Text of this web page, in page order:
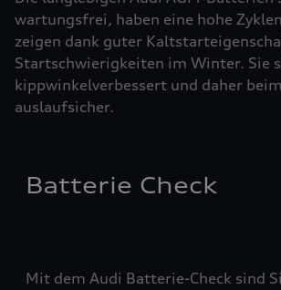
wartungsfrei, haben eine hohe
zeigen dank guter
Startschwierigkeiten im Winter. Sie
kippwinkelverbessert und daher
auslaufsicher.
Batterie Check
Mit dem Audi Batterie-Check sind